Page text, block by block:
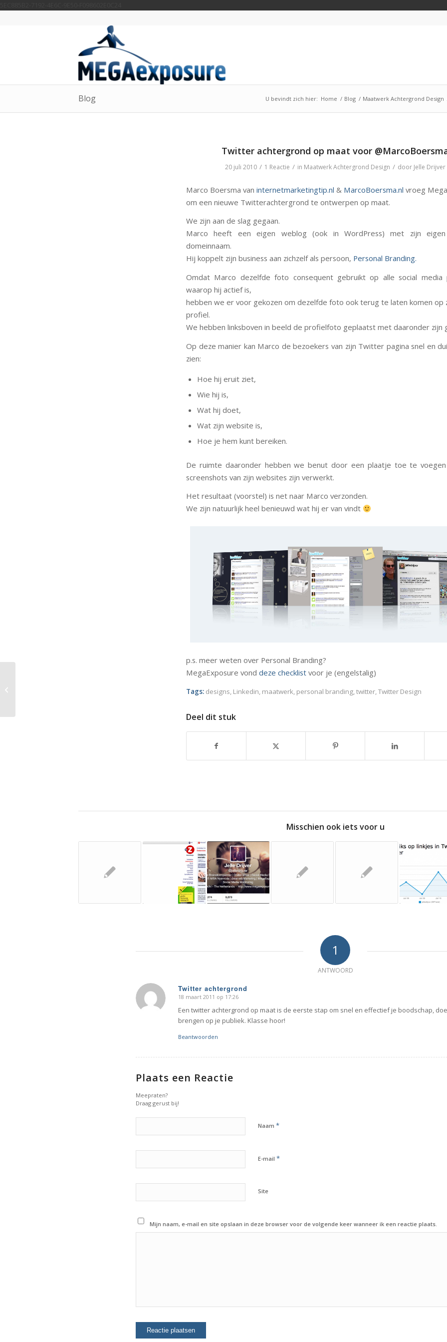
Blog U bevindt zich hier: Home / Blog / Maatwerk Achtergrond Design
Twitter achtergrond op maat voor
20 juli 2010 / 1 Reactie / in Maatwerk Achtergrond Design / door Jelle Drijver
Marco Boersma van internetmarketingtip.nl & MarcoBoersma.nl vroeg
om een nieuwe Twitterachtergrond te ontwerpen op maat.
We zijn aan de slag gegaan.
Marco heeft een eigen weblog (ook in WordPress) met zijn
domeinnaam.
Hij koppelt zijn business aan zichzelf als persoon, Personal Branding.
Omdat Marco dezelfde foto consequent gebruikt op alle social media
waarop hij actief is,
hebben we er voor gekozen om dezelfde foto ook terug te laten komen op
profiel.
We hebben linksboven in beeld de profielfoto geplaatst met daaronder zijn
Op deze manier kan Marco de bezoekers van zijn Twitter pagina snel en
zien:
Hoe hij eruit ziet,
Wie hij is,
Wat hij doet,
Wat zijn website is,
Hoe je hem kunt bereiken.
De ruimte daaronder hebben we benut door een plaatje toe te
screenshots van zijn websites zijn verwerkt.
Het resultaat (voorstel) is net naar Marco verzonden.
We zijn natuurlijk heel benieuwd wat hij er van vindt
p.s. meer weten over Personal Branding?
MegaExposure vond deze checklist voor je (engelstalig)
Tags: designs Linkedin maatwerk personal branding twitter Twitter Design
Deel dit stuk
Misschien ook iets voor u
1
ANTWOORD
Twitter achtergrond
zegt:
18 maart 2011 op 17:26
Een twitter achtergrond op maat is de eerste stap om snel en effectief je boodschap,
brengen op je publiek. Klasse hoor!
Beantwoorden
Plaats een Reactie
Meepraten?
Draag gerust bij!
Naam *
E-mail *
Site
Mijn naam, e-mail en site opslaan in deze browser voor de volgende keer wanneer ik een reactie plaats.